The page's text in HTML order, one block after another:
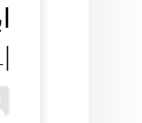
|0506691641